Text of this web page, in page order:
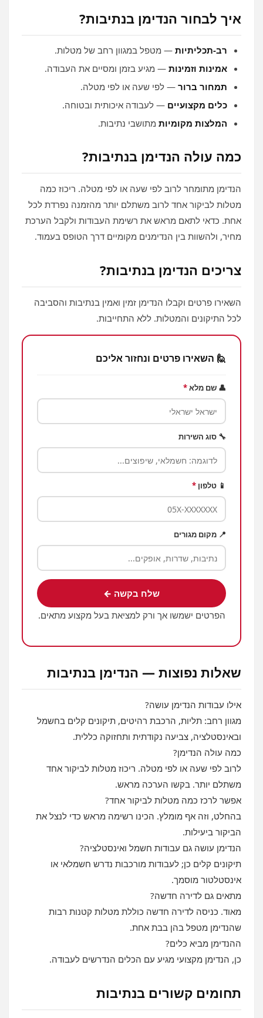
איך לבחור הנדימן בנתיבות?
רב‑תכליתיות — מטפל במגוון רחב של מטלות.
אמינות וזמינות — מגיע בזמן ומסיים את העבודה.
תמחור ברור — לפי שעה או לפי מטלה.
כלים מקצועיים — לעבודה איכותית ובטוחה.
המלצות מקומיות מתושבי נתיבות.
כמה עולה הנדימן בנתיבות?
הנדימן מתומחר לרוב לפי שעה או לפי מטלה. ריכוז כמה
מטלות לביקור אחד לרוב משתלם יותר מהזמנה נפרדת לכל
אחת. כדאי לתאם מראש את רשימת העבודות ולקבל הערכת
מחיר, ולהשוות בין הנדימנים מקומיים דרך הטופס בעמוד.
צריכים הנדימן בנתיבות?
השאירו פרטים וקבלו הנדימן זמין ואמין בנתיבות והסביבה
לכל התיקונים והמטלות. ללא התחייבות.
🙋 השאירו פרטים ונחזור אליכם
👤 שם מלא*
🔧 סוג השירות
📱 טלפון *
📍 מקום מגורים
שלח בקשה ←
הפרטים ישמשו אך ורק למציאת בעל מקצוע מתאים.
שאלות נפוצות — הנדימן בנתיבות
אילו עבודות הנדימן עושה?
מגוון רחב: תליות, הרכבת רהיטים, תיקונים קלים בחשמל
ובאינסטלציה, צביעה נקודתית ותחזוקה כללית.
כמה עולה הנדימן?
לרוב לפי שעה או לפי מטלה. ריכוז מטלות לביקור אחד
משתלם יותר. בקשו הערכה מראש.
אפשר לרכז כמה מטלות לביקור אחד?
בהחלט, וזה אף מומלץ. הכינו רשימה מראש כדי לנצל את
הביקור ביעילות.
הנדימן עושה גם עבודות חשמל ואינסטלציה?
תיקונים קלים כן; לעבודות מורכבות נדרש חשמלאי או
אינסטלטור מוסמך.
מתאים גם לדירה חדשה?
מאוד. כניסה לדירה חדשה כוללת מטלות קטנות רבות
שהנדימן מטפל בהן בבת אחת.
ההנדימן מביא כלים?
כן, הנדימן מקצועי מגיע עם הכלים הנדרשים לעבודה.
תחומים קשורים בנתיבות